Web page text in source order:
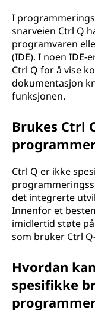
I
snarveien Ctrl Q
programvaren
(IDE). I noen
Ctrl Q for å vise
dokumentasjon
funksjonen.
Brukes Ctrl
Ctrl Q er ikke
det integrerte
Innenfor et
imidlertid støte
som bruker Ctrl
Hvordan
spesifikke